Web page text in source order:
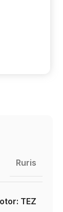
Ruris
TEZ